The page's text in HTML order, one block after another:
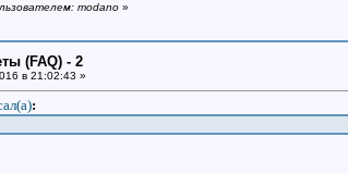
modano »
(FAQ) - 2
в 21:02:43 »
: